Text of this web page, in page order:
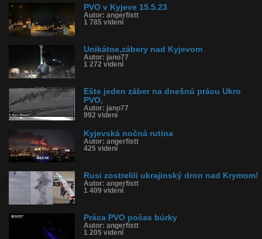
PVO v Kyjeve 15.5.23
Autor: angerfistt
1 785 videní
Unikátne,zábery nad Kyjevom
Autor: jano77
1 272 videní
Ešte jeden záber na dnešnú prácu Ukro
PVO,
Autor: jano77
992 videní
Kyjevská nočná rutina
Autor: angerfistt
425 videní
Rusi zostrelili ukrajinský dron nad Krymom!
Autor: angerfistt
1 409 videní
Práca PVO počas búrky
Autor: angerfistt
1 205 videní